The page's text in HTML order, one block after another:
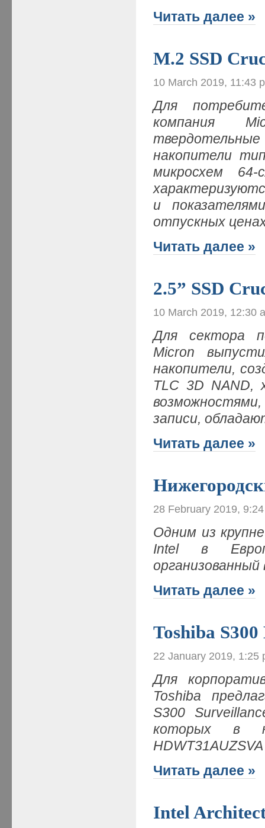
Читать далее »
M.2 SSD
10 March 2019, 11:43
Для
компания
накопители
микросхем
и
отпускных
Читать далее »
2.5” SSD
10 March 2019, 12:30
Для сектора
Micron
накопители,
TLC 3D NAND,
записи,
Читать далее »
28 February 2019,
Одним из
Intel в
организованный
Читать далее »
Toshiba
22 January 2019, 1:25
Для
Toshiba
S300
которых в
Читать далее »
Intel